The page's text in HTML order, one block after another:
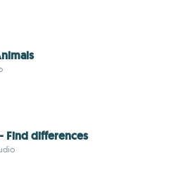
Find differences